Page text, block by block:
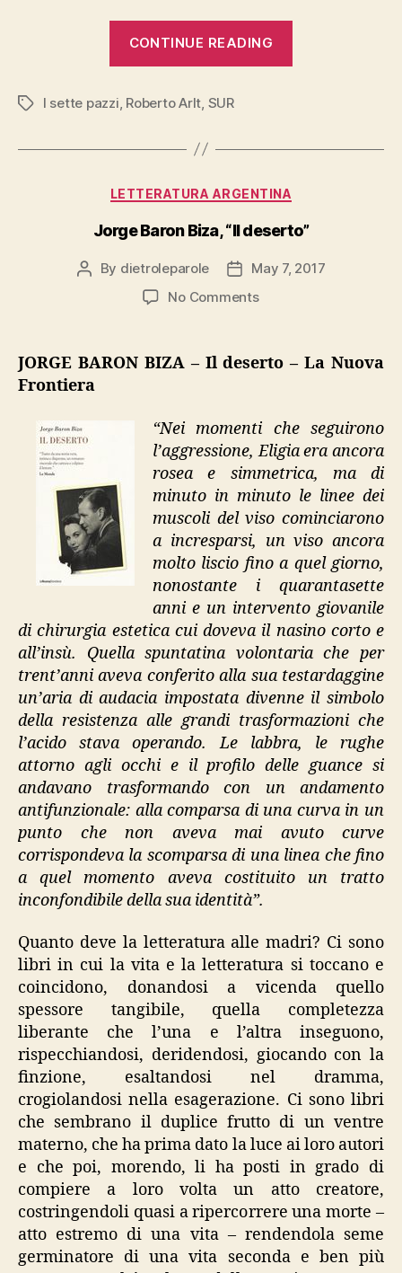
CONTINUE READING
Sur”
TagsI sette pazzi Roberto Arlt SUR
Categories
LETTERATURA ARGENTINA
Jorge Baron Biza, “Il deserto”
Post
By dietroleparole
Post
date
May 7, 2017
No Commentson
Biza,
JORGE BARON BIZA – Il deserto – La Nuova
Frontiera
“Nei momenti che seguirono
l’aggressione, Eligia era ancora
rosea e simmetrica, ma di
minuto in minuto le linee dei
muscoli del viso cominciarono
a incresparsi, un viso ancora
molto liscio fino a quel giorno,
nonostante i quarantasette
anni e un intervento giovanile
di chirurgia estetica cui doveva il nasino corto e
all’insù. Quella spuntatina volontaria che per
trent’anni aveva conferito alla sua testardaggine
un’aria di audacia impostata divenne il simbolo
della resistenza alle grandi trasformazioni che
l’acido stava operando. Le labbra, le rughe
attorno agli occhi e il profilo delle guance si
andavano trasformando con un andamento
antifunzionale: alla comparsa di una curva in un
punto che non aveva mai avuto curve
corrispondeva la scomparsa di una linea che fino
a quel momento aveva costituito un tratto
inconfondibile della sua identità”.
Quanto deve la letteratura alle madri? Ci sono
libri in cui la vita e la letteratura si toccano e
coincidono, donandosi a vicenda quello
spessore tangibile, quella completezza
liberante che l’una e l’altra inseguono,
rispecchiandosi, deridendosi, giocando con la
finzione, esaltandosi nel dramma,
crogiolandosi nella esagerazione. Ci sono libri
che sembrano il duplice frutto di un ventre
materno, che ha prima dato la luce ai loro autori
e che poi, morendo, li ha posti in grado di
compiere a loro volta un atto creatore,
costringendoli quasi a ripercorrere una morte –
atto estremo di una vita – rendendola seme
germinatore di una vita seconda e ben più